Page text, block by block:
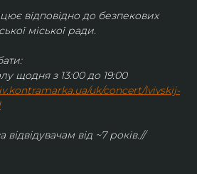
відповідно до безпекових
міської ради.
щодня з 13:00 до 19:00
uk/concert/lvivskij-
відвідувачам від ~7 років.//